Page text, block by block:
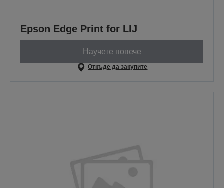
Epson Edge Print for LIJ
Научете повече
Откъде да закупите